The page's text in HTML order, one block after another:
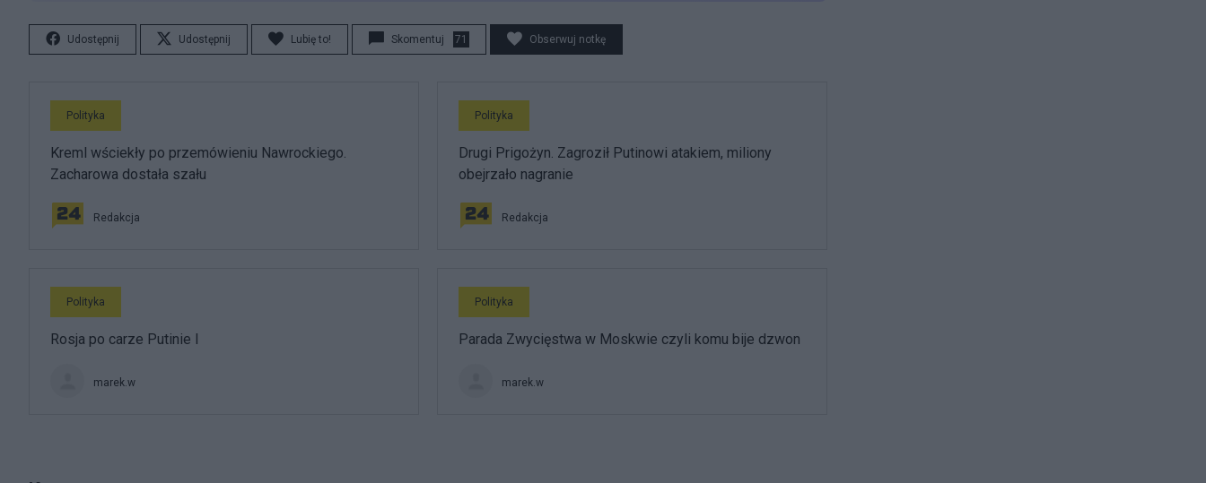
Udostępnij Udostępnij Lubię to! Skomentuj 71 Obserwuj notkę
Polityka
Kreml wściekły po przemówieniu Nawrockiego.
Zacharowa dostała szału
Redakcja
Polityka
Drugi Prigożyn. Zagroził Putinowi atakiem, miliony
obejrzało nagranie
Redakcja
Polityka
Rosja po carze Putinie I
marek.w
Polityka
Parada Zwycięstwa w Moskwie czyli komu bije dzwon
marek.w